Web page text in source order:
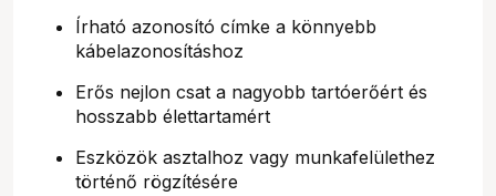
Írható azonosító címke a könnyebb
kábelazonosításhoz
Erős nejlon csat a nagyobb tartóerőért és
hosszabb élettartamért
Eszközök asztalhoz vagy munkafelülethez
történő rögzítésére